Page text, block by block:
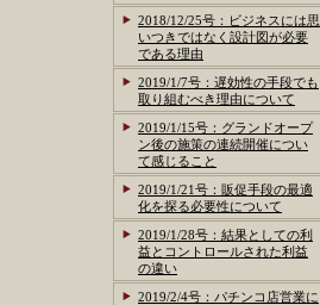
2018/12/25号：ビジネスには思
いつきではなく設計図が必要
である理由
2019/1/7号：遅効性の手段でも
取り組むべき理由について
2019/1/15号：グランドオープ
ン後の施策の連続開催につい
て感じること
2019/1/21号：販促手段の最適
化を探る必要性について
2019/1/28号：結果としての利
益とコントロールされた利益
の違い
2019/2/4号：パチンコ店営業に